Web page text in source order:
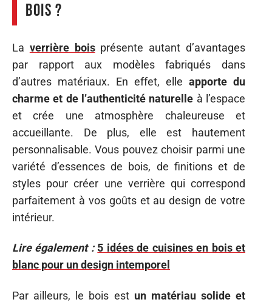
bois ?
La verrière boisprésente autant d’avantages
par rapport aux modèles fabriqués dans
d’autres matériaux. En effet, elle apporte du
charme et de l’authenticité naturelle à l’espace
et crée une atmosphère chaleureuse et
accueillante. De plus, elle est hautement
personnalisable. Vous pouvez choisir parmi une
variété d’essences de bois, de finitions et de
styles pour créer une verrière qui correspond
parfaitement à vos goûts et au design de votre
intérieur.
Lire également : 5 idées de cuisines en bois et
blanc pour un design intemporel
Par ailleurs, le bois est un matériau solide et